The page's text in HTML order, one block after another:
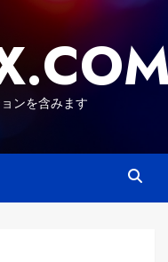
ンを含みます